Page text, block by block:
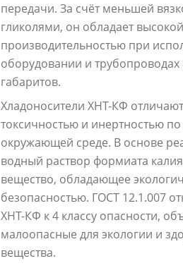
передачи. За счёт меньшей
гликолями, он обладает высокой
производительностью при
оборудовании и
габаритов.
Хладоносители ХНТ-КФ
токсичностью и инертностью
окружающей среде. В основе
водный раствор формиата
вещество, обладающее
безопасностью. ГОСТ 12.1.007
ХНТ-КФ к 4 классу опасности,
малоопасные для экологии и
вещества.